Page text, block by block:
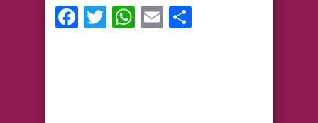
Facebook
TwitterWhatsApp
Email